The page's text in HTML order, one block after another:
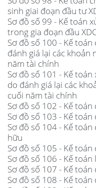
sinh giai đoạn đầu tư
Sơ đồ số 99 - Kế toán
trong gia đoạn đầu
Sơ đồ số 100 - Kế
đánh giá lại các khoản
năm tài chính
Sơ đồ số 101 - Kế
do đánh giá lại các
cuối năm tài chính
Sơ đồ số 102 - Kế
Sơ đồ số 103 - Kế
Sơ đồ số 104 - Kế
hữu
Sơ đồ số 105 - Kế
Sơ đồ số 106 - Kế
Sơ đồ số 107 - Kế
Sơ đồ số 108 - Kế